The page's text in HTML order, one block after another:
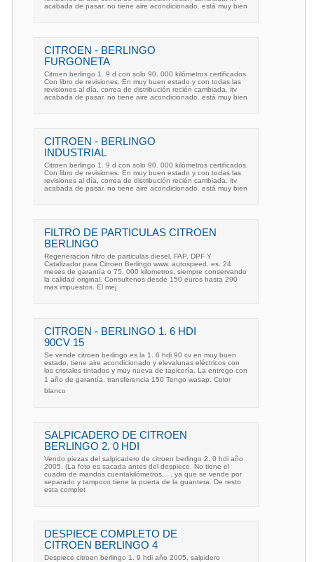
acabada de pasar. no tiene aire acondicionado. está muy bien
CITROEN - BERLINGO
FURGONETA
Citroen berlingo 1. 9 d con solo 90. 000 kilómetros certificados.
Con libro de revisiones. En muy buen estado y con todas las
revisiones al día, correa de distribución recién cambiada. itv
acabada de pasar. no tiene aire acondicionado. está muy bien
CITROEN - BERLINGO
INDUSTRIAL
Citroen berlingo 1. 9 d con solo 90. 000 kilómetros certificados.
Con libro de revisiones. En muy buen estado y con todas las
revisiones al día, correa de distribución recién cambiada. itv
acabada de pasar. no tiene aire acondicionado. está muy bien
FILTRO DE PARTICULAS CITROEN
BERLINGO
Regeneracion filtro de particulas diesel, FAP, DPF Y
Catalizador para Citroen Berlingo www. autospeed. es. 24
meses de garantía o 75. 000 kilometros, siempre conservando
la calidad original. Consultenos desde 150 euros hasta 290
mas impuestos. El mej
CITROEN - BERLINGO 1. 6 HDI
90CV 15
Se vende citroen berlingo es la 1. 6 hdi 90 cv en muy buen
estado, tiene aire acondicionado y elevalunas eléctricos con
los cristales tintados y muy nueva de tapicería. La entrego con
1 año de garantía. transferencia 150 Tengo wasap. Color
blanco
SALPICADERO DE CITROEN
BERLINGO 2. 0 HDI
Vendo piezas del salpicadero de citroen berlingo 2. 0 hdi año
2005. (La foto es sacada antes del despiece. No tiene el
cuadro de mandos cuentakilómetros, . . ya que se vende por
separado y tampoco tiene la puerta de la guantera. De resto
esta complet
DESPIECE COMPLETO DE
CITROEN BERLINGO 4
Despiece citroen berlingo 1. 9 hdi año 2005, salpidero